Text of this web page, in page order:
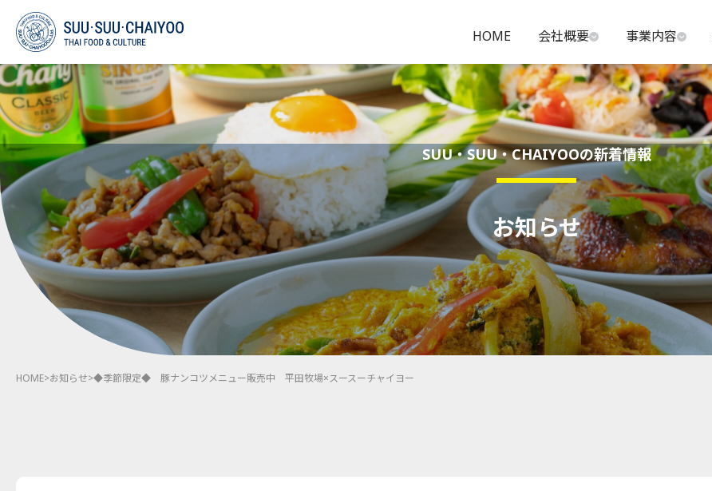
HOME 会社概要 事業内容
SUU・SUU・CHAIYOOの新着情報
お知らせ
HOME>お知らせ>◆季節限定◆ 豚ナンコツメニュー販売中 平田牧場×スースーチャイヨー